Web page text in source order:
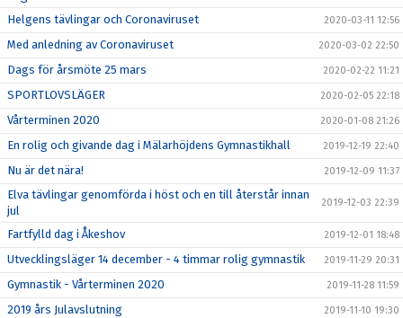
Helgens tävlingar och Coronaviruset 2020-03-11 12:56
Med anledning av Coronaviruset 2020-03-02 22:50
Dags för årsmöte 25 mars 2020-02-22 11:21
SPORTLOVSLÄGER 2020-02-05 22:18
Vårterminen 2020 2020-01-08 21:26
En rolig och givande dag i Mälarhöjdens Gymnastikhall 2019-12-19 22:40
Nu är det nära! 2019-12-09 11:37
Elva tävlingar genomförda i höst och en till återstår innan
jul
2019-12-03 22:39
Fartfylld dag i Åkeshov 2019-12-01 18:48
Utvecklingsläger 14 december - 4 timmar rolig gymnastik 2019-11-29 20:31
Gymnastik - Vårterminen 2020 2019-11-28 11:59
2019 års Julavslutning 2019-11-10 19:30